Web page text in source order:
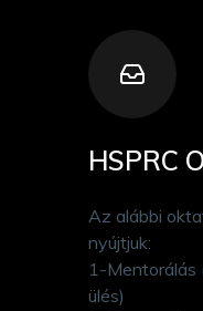
HSPRC
Az alábbi
nyújtjuk:
1-
ülés)